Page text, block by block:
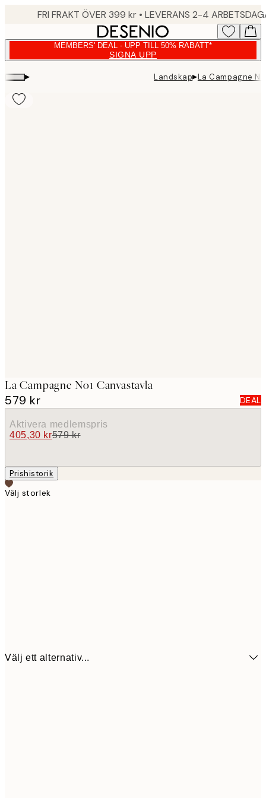
FRI FRAKT ÖVER 399 kr • LEVERANS 2-4
MEMBERS' DEAL - UPP TILL 50% RABATT*
SIGNA UPP
▸ Landskap▸La Campagne
La Campagne No1 Canvastavla
579 kr DEAL
Aktivera medlemspris
405,30 kr579 kr
Prishistorik
Välj storlek
Välj ett alternativ...